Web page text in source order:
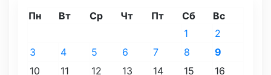
Пн Вт Ср Чт Пт Сб Вс
1
2
3
4 5 6 7 8
9
10
11 12 13 14 15
16